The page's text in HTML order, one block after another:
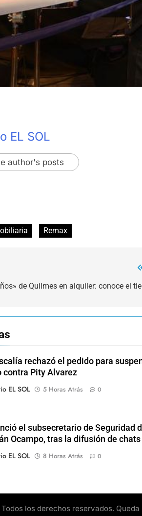
EL SOL
author's posts
Remax
de Quilmes en alquiler: conoce el
rechazó el pedido para
contra Pity Alvarez
EL SOL
5 Horas Atrás 0
el subsecretario de Seguridad
Ocampo, tras la difusión de
EL SOL
8 Horas Atrás 0
los derechos reservados.